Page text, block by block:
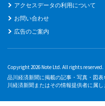
アクセスデータの利用について
お問い合わせ
広告のご案内
Copyright 2026 Note Ltd. All rights reserved.
品川経済新聞に掲載の記事・写真・図
川経済新聞またはその情報提供者に属し